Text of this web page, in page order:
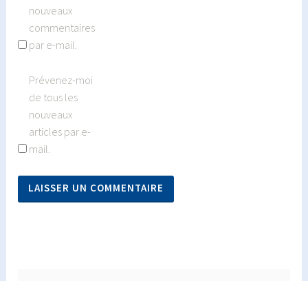
nouveaux
commentaires
par e-mail.
Prévenez-moi
de tous les
nouveaux
articles par e-
mail.